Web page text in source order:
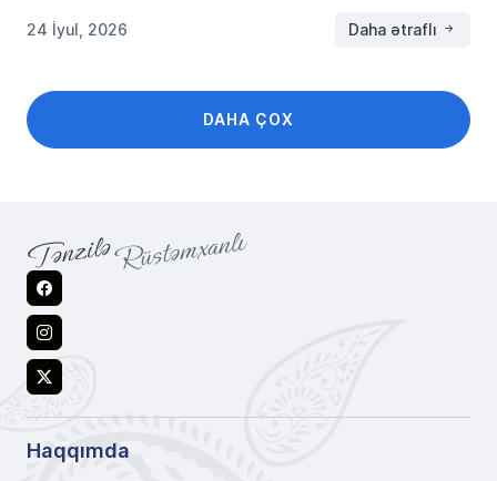
24 İyul, 2026 Daha ətraflı
DAHA ÇOX
Facebook
Instagram
X
Haqqımda